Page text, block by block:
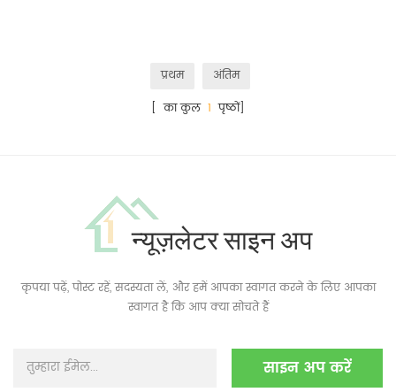
प्रथम
अंतिम
[ का कुल 1 पृष्ठों]
न्यूज़लेटर साइन अप
कृपया पढ़ें, पोस्ट रहें, सदस्यता लें, और हमें आपका स्वागत करने के लिए आपका
स्वागत है कि आप क्या सोचते हैं